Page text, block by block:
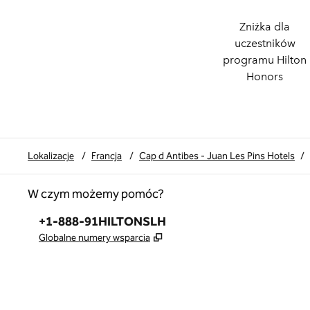
Zniżka dla
uczestników
programu Hilton
Honors
Lokalizacje / Francja / Cap d Antibes - Juan Les Pins Hotels /
W czym możemy pomóc?
Telefon:
+1-888-91HILTONSLH
Globalne numery wsparcia ,